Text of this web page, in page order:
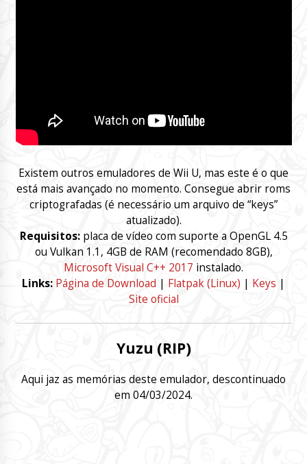
Existem outros emuladores de Wii U, mas este é o que
está mais avançado no momento. Consegue abrir roms
criptografadas (é necessário um arquivo de “keys”
atualizado).
Requisitos:placa de vídeo com suporte a OpenGL 4.5
ou Vulkan 1.1, 4GB de RAM (recomendado 8GB),
Microsoft Visual C++ 2017 instalado.
Links: Página de Download | Flatpak (Linux) | Keys |
Site oficial
Yuzu (RIP)
Aqui jaz as memórias deste emulador, descontinuado
em 04/03/2024.